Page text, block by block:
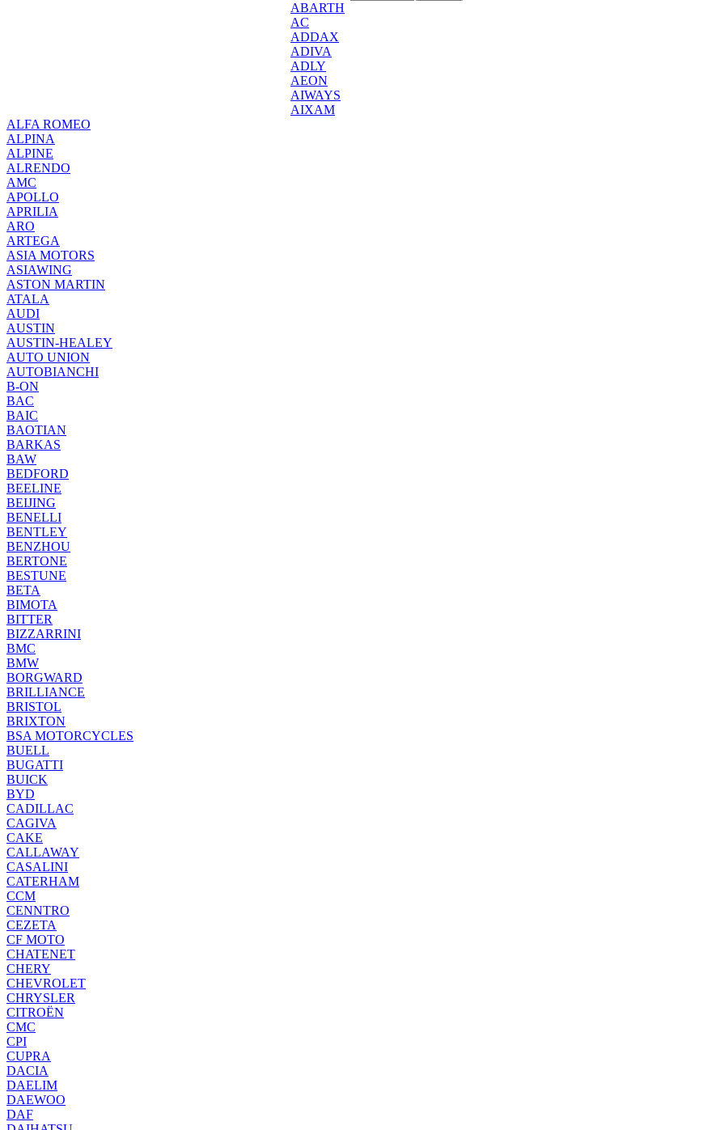
ABARTH
AC
ADDAX
ADIVA
ADLY
AEON
AIWAYS
AIXAM
ALFA ROMEO
ALPINA
ALPINE
ALRENDO
AMC
APOLLO
APRILIA
ARO
ARTEGA
ASIA MOTORS
ASIAWING
ASTON MARTIN
ATALA
AUDI
AUSTIN
AUSTIN-HEALEY
AUTO UNION
AUTOBIANCHI
B-ON
BAC
BAIC
BAOTIAN
BARKAS
BAW
BEDFORD
BEELINE
BEIJING
BENELLI
BENTLEY
BENZHOU
BERTONE
BESTUNE
BETA
BIMOTA
BITTER
BIZZARRINI
BMC
BMW
BORGWARD
BRILLIANCE
BRISTOL
BRIXTON
BSA MOTORCYCLES
BUELL
BUGATTI
BUICK
BYD
CADILLAC
CAGIVA
CAKE
CALLAWAY
CASALINI
CATERHAM
CCM
CENNTRO
CEZETA
CF MOTO
CHATENET
CHERY
CHEVROLET
CHRYSLER
CITROËN
CMC
CPI
CUPRA
DACIA
DAELIM
DAEWOO
DAF